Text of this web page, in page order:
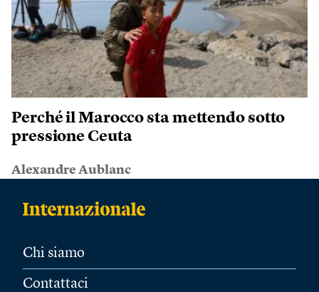
Perché il Marocco sta mettendo sotto
pressione Ceuta
Alexandre Aublanc
Chi siamo
Contattaci